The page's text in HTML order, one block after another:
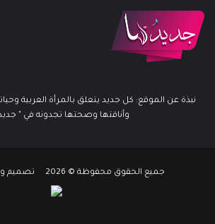
نبذة عن الموقع: كل جديد يتعلق بالمرأة العربية
وأناقتها وصحتها تجدونه في "
جميع الحقوق محفوظة © 2026 تصميم وتطوير iworqs